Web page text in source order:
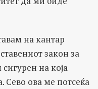
на кантар
закон за
на која
Сево ова ме потсеќа